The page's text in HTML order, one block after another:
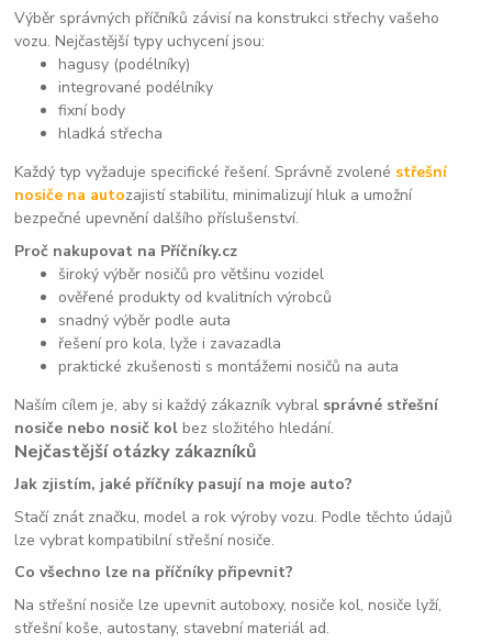
Výběr správných příčníků závisí na konstrukci střechy vašeho
vozu. Nejčastější typy uchycení jsou:
hagusy (podélníky)
integrované podélníky
fixní body
hladká střecha
Každý typ vyžaduje specifické řešení. Správně zvolené střešní
nosiče na autozajistí stabilitu, minimalizují hluk a umožní
bezpečné upevnění dalšího příslušenství.
Proč nakupovat na Příčníky.cz
široký výběr nosičů pro většinu vozidel
ověřené produkty od kvalitních výrobců
snadný výběr podle auta
řešení pro kola, lyže i zavazadla
praktické zkušenosti s montážemi nosičů na auta
Naším cílem je, aby si každý zákazník vybral správné střešní
nosiče nebo nosič kol bez složitého hledání.
Nejčastější otázky zákazníků
Jak zjistím, jaké příčníky pasují na moje auto?
Stačí znát značku, model a rok výroby vozu. Podle těchto údajů
lze vybrat kompatibilní střešní nosiče.
Co všechno lze na příčníky připevnit?
Na střešní nosiče lze upevnit autoboxy, nosiče kol, nosiče lyží,
střešní koše, autostany, stavební materiál ad.